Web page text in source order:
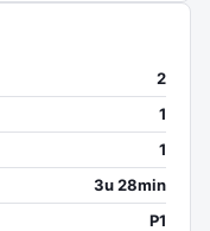
2
1
1
3u 28min
P1